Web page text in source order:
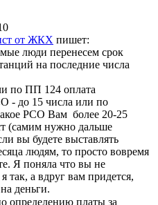
от ЖКХ пишет:
люди перенесем срок
на последние числа
по ПП 124 оплата
- до 15 числа или по
РСО Вам более 20-25
(самим нужно дальше
вы будете выставлять
людям, то просто вовремя
Я поняла что вы не
так, а вдруг вам придется,
деньги.
определению платы за